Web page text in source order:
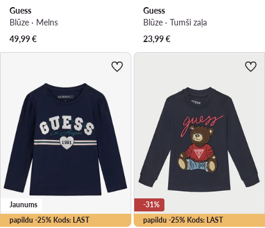
Guess
Blūze · Melns
49,99€
Guess
Blūze · Tumši zaļa
23,99€
papildu -25% Kods: LAST
Jaunums
papildu -25% Kods: LAST
-31%